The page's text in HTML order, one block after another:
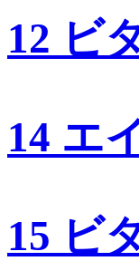
12 ビ
14 エ
15 ビ